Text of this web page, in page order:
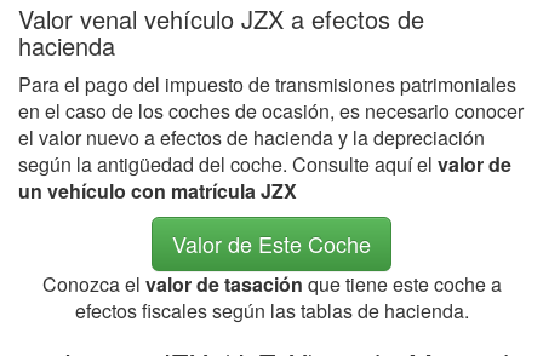
Valor venal vehículo JZX a efectos de
hacienda
Para el pago del impuesto de transmisiones patrimoniales
en el caso de los coches de ocasión, es necesario conocer
el valor nuevo a efectos de hacienda y la depreciación
según la antigüedad del coche. Consulte aquí el valor de
un vehículo con matrícula JZX
Valor de Este Coche
Conozca el valor de tasación que tiene este coche a
efectos fiscales según las tablas de hacienda.